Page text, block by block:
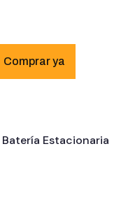
Batería Estacionaria